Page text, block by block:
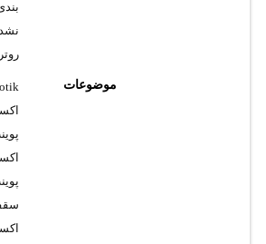
روتر
موضوعات